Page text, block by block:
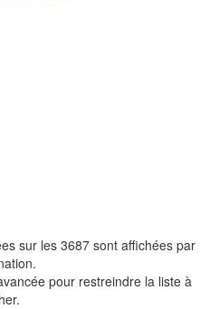
sur les 3687 sont affichées par
pour restreindre la liste à